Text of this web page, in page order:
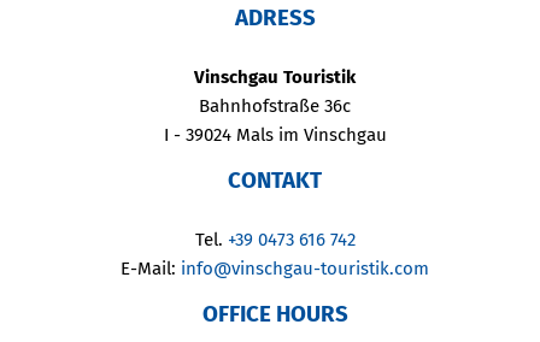
ADRESS
Vinschgau Touristik
Bahnhofstraße 36c
I - 39024 Mals im Vinschgau
CONTAKT
Tel. +39 0473 616 742
E-Mail: info@vinschgau-touristik.com
OFFICE HOURS